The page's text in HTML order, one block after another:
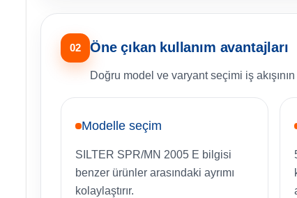
02 Öne çıkan kullanım avantajları
Doğru model ve varyant seçimi iş
Modelle seçim
SILTER SPR/MN 2005 E bilgisi
benzer ürünler arasındaki ayrımı
kolaylaştırır.